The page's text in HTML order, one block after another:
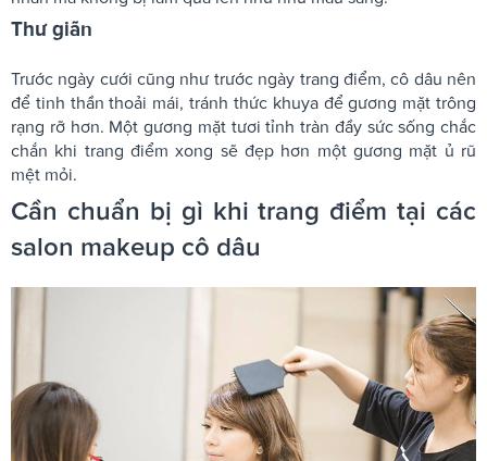
Thư giãn
Trước ngày cưới cũng như trước ngày trang điểm, cô dâu nên
để tinh thần thoải mái, tránh thức khuya để gương mặt trông
rạng rỡ hơn. Một gương mặt tươi tỉnh tràn đầy sức sống chắc
chắn khi trang điểm xong sẽ đẹp hơn một gương mặt ủ rũ
mệt mỏi.
Cần chuẩn bị gì khi trang điểm tại các
salon makeup cô dâu